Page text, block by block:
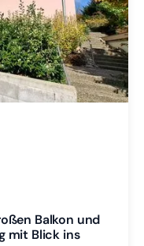
1 wechseln
2 wechseln
3 wechseln
4 wechseln
5 wechseln
6 wechseln
Balkon und
mit Blick ins